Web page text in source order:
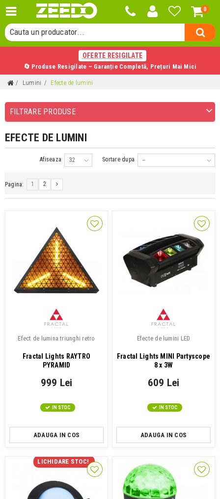
0
Cauta o categorie...
Cauta un producator...
Cauta un produs...
OFERTE RESIGILATE
🔄 Produse Resigilate – Garanție Completă, Prețuri Mai Mici
Lumini Efecte de lumini
FILTRARE PRODUSE
EFECTE DE LUMINI
Sortare dupa --
Afiseaza 32
Pagina: 1 2
Efect de lumina triunghi retro
Fractal Lights RAYTRO
PYRAMID
999 Lei
IN STOC
ADAUGA IN COS
Efecte de lumini LED
Fractal Lights MINI Partyscope
8 x 3W
609 Lei
IN STOC
ADAUGA IN COS
LICHIDARE STOC!